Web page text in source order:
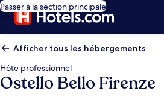
Passer à la section principale
Afficher tous les hébergements
Hôte professionnel
Ostello Bello Firenze